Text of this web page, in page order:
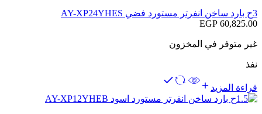
3ح بارد ساخن انفرتر مستورد فضي AY-XP24YHES
EGP 60,825.00
غير متوفر في المخزون
نفذ
قراءة المزيد